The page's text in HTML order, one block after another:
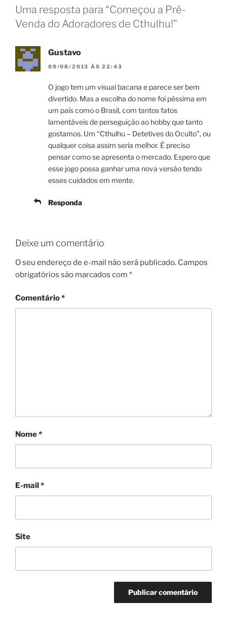
Uma resposta para “Começou a Pré-
Venda do Adoradores de Cthulhu!”
Gustavo
09/08/2013 ÀS 22:43
O jogo tem um visual bacana e parece ser bem
divertido. Mas a escolha do nome foi péssima em
um país como o Brasil, com tantos fatos
lamentáveis de perseguição ao hobby que tanto
gostamos. Um “Cthulhu – Detetives do Oculto”, ou
qualquer coisa assim seria melhor. É preciso
pensar como se apresenta o mercado. Espero que
esse jogo possa ganhar uma nova versão tendo
esses cuidados em mente.
Responda
Deixe um comentário
O seu endereço de e-mail não será publicado. Campos
obrigatórios são marcados com *
Comentário*
Nome*
E-mail*
Site